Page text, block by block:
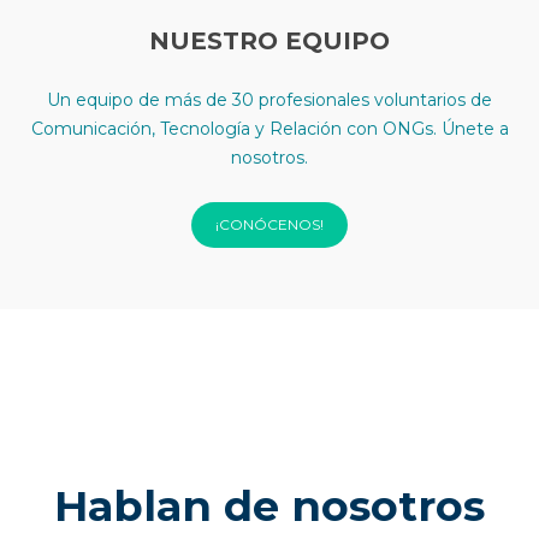
NUESTRO EQUIPO
Un equipo de más de 30 profesionales voluntarios de
Comunicación, Tecnología y Relación con ONGs. Únete a
nosotros.
¡CONÓCENOS!
Hablan de nosotros